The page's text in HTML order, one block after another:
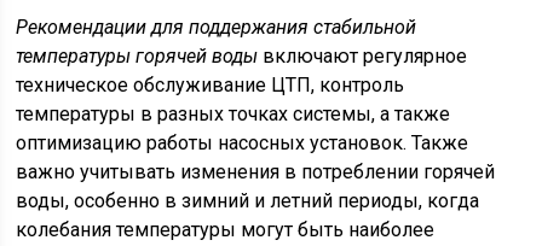
Рекомендации для поддержания стабильной
температуры горячей воды включают регулярное
техническое обслуживание ЦТП, контроль
температуры в разных точках системы, а также
оптимизацию работы насосных установок. Также
важно учитывать изменения в потреблении горячей
воды, особенно в зимний и летний периоды, когда
колебания температуры могут быть наиболее